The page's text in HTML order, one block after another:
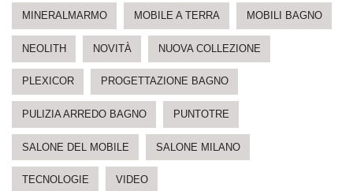
MINERALMARMO MOBILE A TERRA MOBILI BAGNO
NEOLITH NOVITÀ NUOVA COLLEZIONE
PLEXICOR PROGETTAZIONE BAGNO
PULIZIA ARREDO BAGNO PUNTOTRE
SALONE DEL MOBILE SALONE MILANO
TECNOLOGIE VIDEO